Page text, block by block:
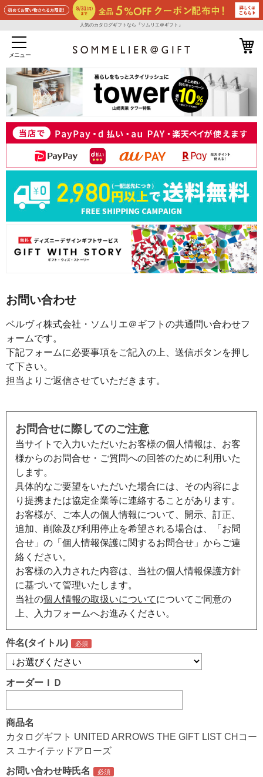
人気のカタログギフトなら『ソムリエ＠ギフト』
メニュー
お問い合わせ
ベルヴィ株式会社・ソムリエ＠ギフトの共通問い合わせフ
ォームです。
下記フォームに必要事項をご記入の上、送信ボタンを押し
て下さい。
担当よりご返信させていただきます。
お問合せに際してのご注意
当サイトで入力いただいたお客様の個人情報は、お客
様からのお問合せ・ご質問への回答のために利用いた
します。
具体的なご要望をいただいた場合には、その内容によ
り提携または協定企業等に連絡することがあります。
お客様が、ご本人の個人情報について、開示、訂正、
追加、削除及び利用停止を希望される場合は、「お問
合せ」の「個人情報保護に関するお問合せ」からご連
絡ください。
お客様の入力された内容は、当社の個人情報保護方針
に基づいて管理いたします。
当社の個人情報の取扱いについてについてご同意の
上、入力フォームへお進みください。
件名(タイトル)
オーダーＩＤ
商品名
カタログギフト UNITED ARROWS THE GIFT LIST CHコー
ス ユナイテッドアローズ
お問い合わせ時氏名